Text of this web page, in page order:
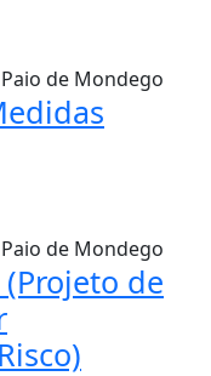
Paio de Mondego
Paio de Mondego
de